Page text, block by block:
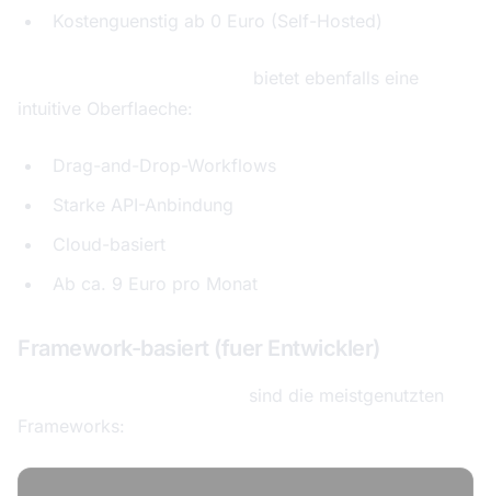
Kostenguenstig ab 0 Euro (Self-Hosted)
bietet ebenfalls eine
intuitive Oberflaeche:
Drag-and-Drop-Workflows
Starke API-Anbindung
Cloud-basiert
Ab ca. 9 Euro pro Monat
Framework-basiert (fuer Entwickler)
sind die meistgenutzten
Frameworks: